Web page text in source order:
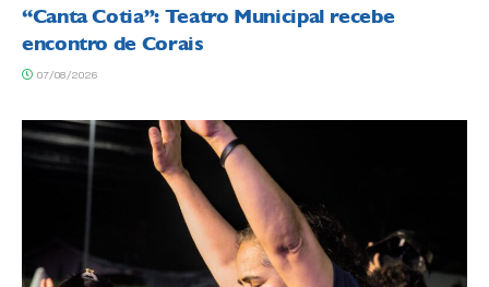
“Canta Cotia”: Teatro Municipal recebe
encontro de Corais
07/08/2026